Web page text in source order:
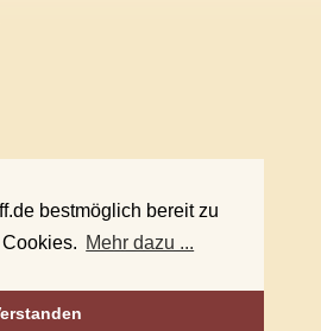
bestmöglich bereit zu
Mehr dazu ...